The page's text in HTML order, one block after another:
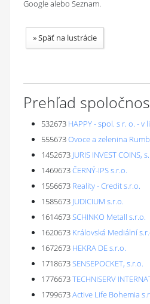
Google alebo Seznam.
»Späť na lustrácie
Prehľad
532673 HAPPY - spol. s r. o. - v
555673Ovoce a zelenina
1452673 JURIS INVEST COINS,
1469673ČERNÝ-IPS s.r.o.
1556673 Reality - Credit s.r.o.
1585673 JUDICIUM s.r.o.
1614673SCHINKO Metall s.r.o.
1620673 Královská Mediální
1672673 HEKRA DE s.r.o.
1718673SENSEPOCKET, s.r.o.
1776673TECHNISERV
1799673Active Life Bohemia